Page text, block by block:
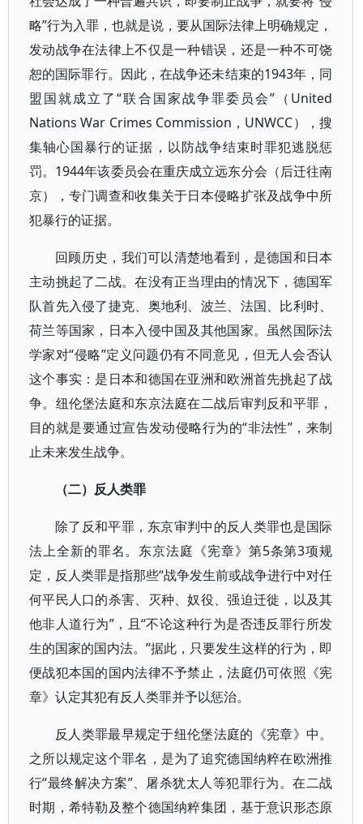
略”行为入罪，也就是说，要从国际法律上明确规定，
发动战争在法律上不仅是一种错误，还是一种不可饶
恕的国际罪行。因此，在战争还未结束的1943年，同
盟国就成立了“联合国家战争罪委员会”（United
Nations War Crimes Commission，UNWCC），搜
集轴心国暴行的证据，以防战争结束时罪犯逃脱惩
罚。1944年该委员会在重庆成立远东分会（后迁往南
京），专门调查和收集关于日本侵略扩张及战争中所
犯暴行的证据。
回顾历史，我们可以清楚地看到，是德国和日本
主动挑起了二战。在没有正当理由的情况下，德国军
队首先入侵了捷克、奥地利、波兰、法国、比利时、
荷兰等国家，日本入侵中国及其他国家。虽然国际法
学家对“侵略”定义问题仍有不同意见，但无人会否认
这个事实：是日本和德国在亚洲和欧洲首先挑起了战
争。纽伦堡法庭和东京法庭在二战后审判反和平罪，
目的就是要通过宣告发动侵略行为的“非法性”，来制
止未来发生战争。
（二）反人类罪
除了反和平罪，东京审判中的反人类罪也是国际
法上全新的罪名。东京法庭《宪章》第5条第3项规
定，反人类罪是指那些“战争发生前或战争进行中对任
何平民人口的杀害、灭种、奴役、强迫迁徙，以及其
他非人道行为”，且“不论这种行为是否违反罪行所发
生的国家的国内法。”据此，只要发生这样的行为，即
便战犯本国的国内法律不予禁止，法庭仍可依照《宪
章》认定其犯有反人类罪并予以惩治。
反人类罪最早规定于纽伦堡法庭的《宪章》中。
之所以规定这个罪名，是为了追究德国纳粹在欧洲推
行“最终解决方案”、屠杀犹太人等犯罪行为。在二战
时期，希特勒及整个德国纳粹集团，基于意识形态原